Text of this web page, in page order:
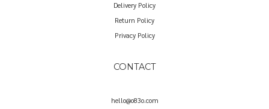
Delivery Policy
Return Policy
Privacy Policy
CONTACT
hello@o83o.com